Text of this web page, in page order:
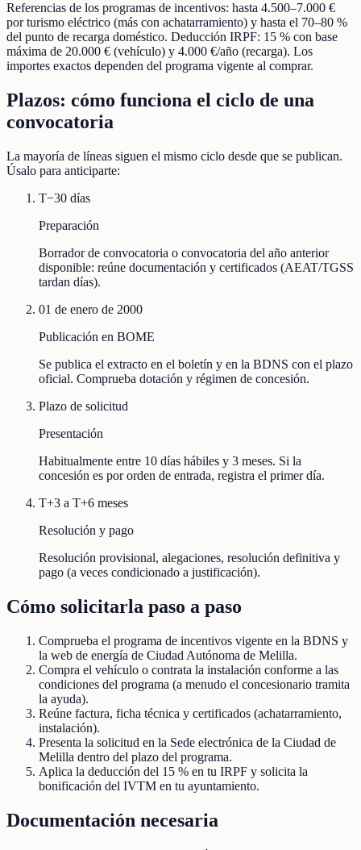
Referencias de los programas de incentivos: hasta 4.500–7.000 €
por turismo eléctrico (más con achatarramiento) y hasta el 70–80 %
del punto de recarga doméstico. Deducción IRPF: 15 % con base
máxima de 20.000 € (vehículo) y 4.000 €/año (recarga). Los
importes exactos dependen del programa vigente al comprar.
Plazos: cómo funciona el ciclo de una
convocatoria
La mayoría de líneas siguen el mismo ciclo desde que se publican.
Úsalo para anticiparte:
T−30 días
Preparación
Borrador de convocatoria o convocatoria del año anterior
disponible: reúne documentación y certificados (AEAT/TGSS
tardan días).
01 de enero de 2000
Publicación en BOME
Se publica el extracto en el boletín y en la BDNS con el plazo
oficial. Comprueba dotación y régimen de concesión.
Plazo de solicitud
Presentación
Habitualmente entre 10 días hábiles y 3 meses. Si la
concesión es por orden de entrada, registra el primer día.
T+3 a T+6 meses
Resolución y pago
Resolución provisional, alegaciones, resolución definitiva y
pago (a veces condicionado a justificación).
Cómo solicitarla paso a paso
Comprueba el programa de incentivos vigente en la BDNS y
la web de energía de Ciudad Autónoma de Melilla.
Compra el vehículo o contrata la instalación conforme a las
condiciones del programa (a menudo el concesionario tramita
la ayuda).
Reúne factura, ficha técnica y certificados (achatarramiento,
instalación).
Presenta la solicitud en la Sede electrónica de la Ciudad de
Melilla dentro del plazo del programa.
Aplica la deducción del 15 % en tu IRPF y solicita la
bonificación del IVTM en tu ayuntamiento.
Documentación necesaria